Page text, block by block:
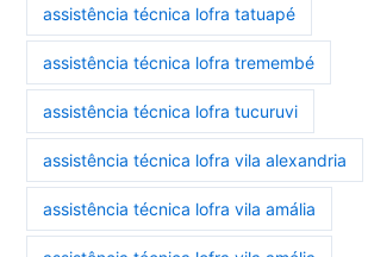
assistência técnica lofra tatuapé
assistência técnica lofra tremembé
assistência técnica lofra tucuruvi
assistência técnica lofra vila alexandria
assistência técnica lofra vila amália